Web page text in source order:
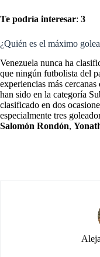
Te podría interesar: 3
¿Quién es el máximo
Venezuela nunca ha
que ningún futbolista del
experiencias más
han sido en la categoría
clasificado en dos
especialmente tres
Salomón Rondón,